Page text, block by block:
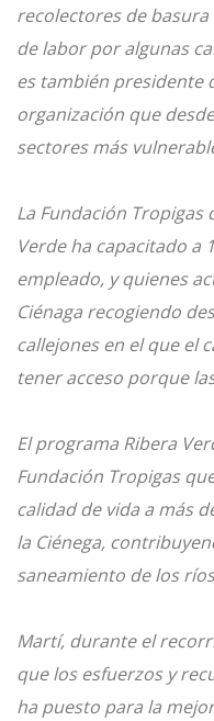
recolectores de
de labor por algunas
es también presidente
organización que
sectores más
La Fundación Tropigas
Verde ha capacitado a
empleado, y quienes
Ciénaga recogiendo
callejones en el que el
tener acceso porque
El programa Ribera
Fundación Tropigas
calidad de vida a más
la Ciénega,
saneamiento de los
Martí, durante el
que los esfuerzos y
ha puesto para la